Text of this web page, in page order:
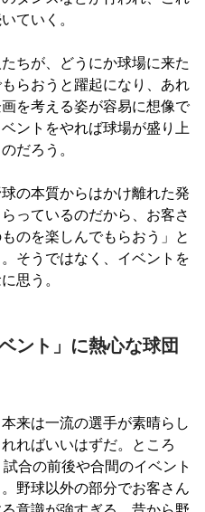
ていく。
ちが、どうにか球場に来た
らおうと躍起になり、あれ
を考える姿が容易に想像で
ントをやれば球場が盛り上
だろう。
の本質からはかけ離れた発
っているのだから、お客さ
のを楽しんでもらおう」と
そうではなく、イベントを
思う。
ント」に熱心な球団
来は一流の選手が素晴らし
ればいいはずだ。ところ
合の前後や合間のイベント
野球以外の部分でお客さん